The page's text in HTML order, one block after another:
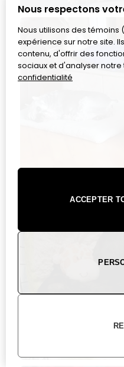
Nous respectons
Nous utilisons des
expérience sur notre site.
contenu, d'offrir des
sociaux et d'analyser notre
confidentialité
ACCEPTER